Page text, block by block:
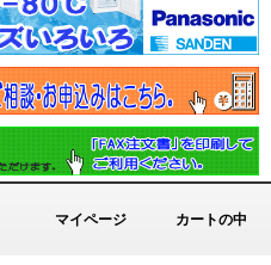
マイページ カートの中